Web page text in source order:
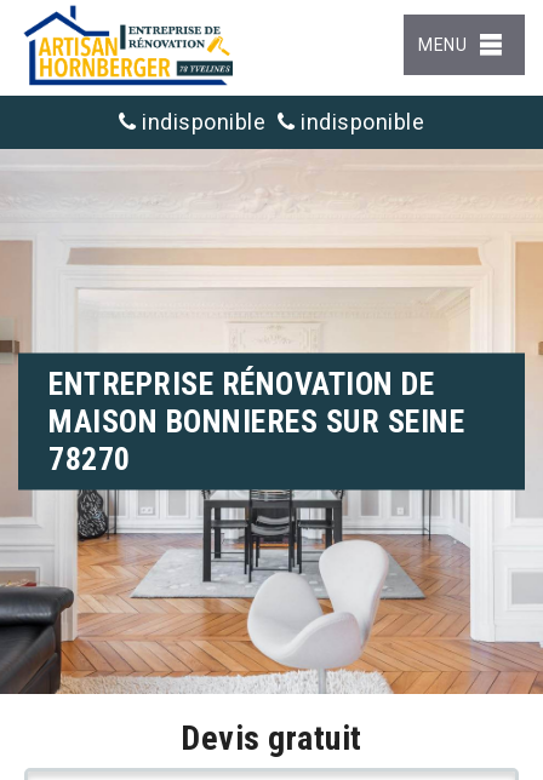
MENU
indisponible indisponible
ENTREPRISE RÉNOVATION DE
MAISON BONNIERES SUR SEINE
78270
Devis gratuit